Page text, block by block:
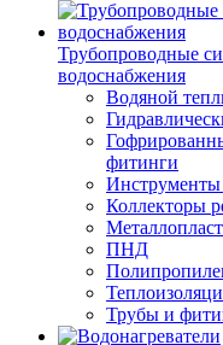
Трубопроводные
водоснабжения
Водяной
фитинги
Инструменты
Коллекторы
ПНД
Трубы и